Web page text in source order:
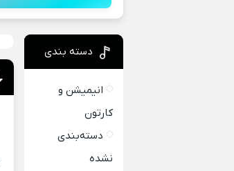
دسته بندی
انیمیشن و
کارتون
دسته‌بندی
نشده